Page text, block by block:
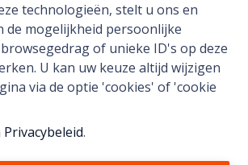
technologieën, stelt u ons en
de mogelijkheid persoonlijke
of unieke ID's op deze
U kan uw keuze altijd wijzigen
via de optie 'cookies' of 'cookie
Privacybeleid.